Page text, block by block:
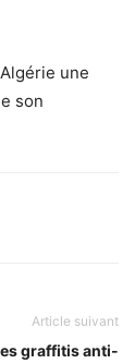
une
son
Article suivant
graffitis anti-